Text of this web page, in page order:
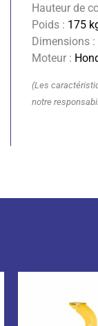
Hauteur de
Poids : 175
Dimensions :
Moteur :
(Les
notre